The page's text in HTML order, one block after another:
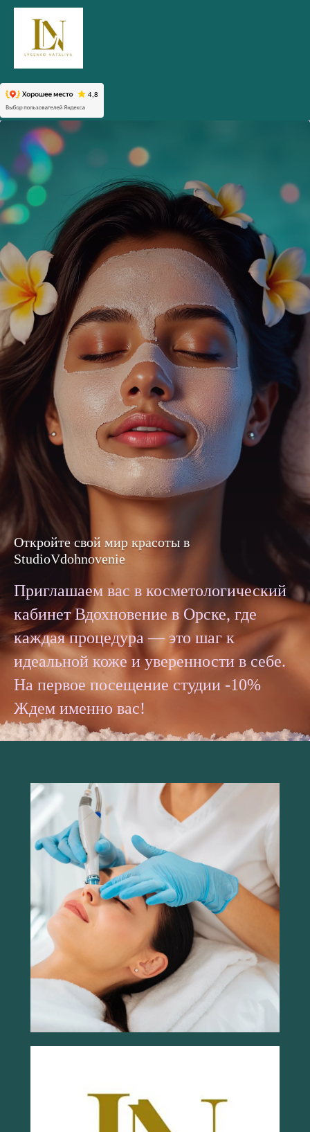
Откройте свой мир красоты в
StudioVdohnovenie
Приглашаем вас в косметологический
кабинет Вдохновение в Орске, где
каждая процедура — это шаг к
идеальной коже и уверенности в себе.
На первое посещение студии -10%
Ждем именно вас!